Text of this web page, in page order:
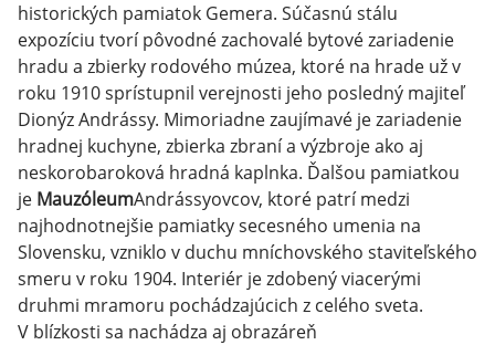
historických pamiatok Gemera. Súčasnú stálu
expozíciu tvorí pôvodné zachovalé bytové zariadenie
hradu a zbierky rodového múzea, ktoré na hrade už v
roku 1910 sprístupnil verejnosti jeho posledný majiteľ
Dionýz Andrássy. Mimoriadne zaujímavé je zariadenie
hradnej kuchyne, zbierka zbraní a výzbroje ako aj
neskorobaroková hradná kaplnka. Ďalšou pamiatkou
je MauzóleumAndrássyovcov, ktoré patrí medzi
najhodnotnejšie pamiatky secesného umenia na
Slovensku, vzniklo v duchu mníchovského staviteľského
smeru v roku 1904. Interiér je zdobený viacerými
druhmi mramoru pochádzajúcich z celého sveta.
V blízkosti sa nachádza aj obrazáreň